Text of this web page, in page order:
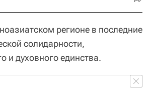
регионе в последние
солидарности,
и духовного единства.